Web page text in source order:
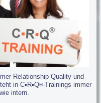
the Trainer
Kundenservice
Führen
Vertrieb
Pflegeberufen...
Relationship Quality und
in C▪R▪Q®-Trainings immer
intern.